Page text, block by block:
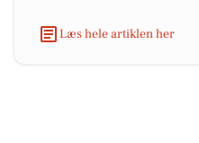
Læs hele artiklen her